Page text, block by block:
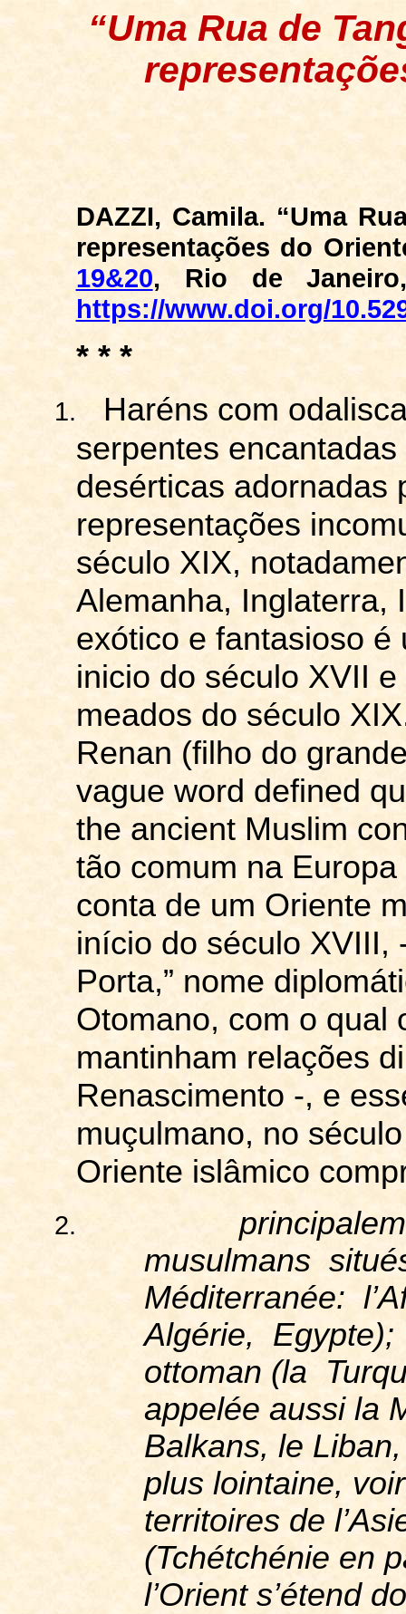
“Uma Rua de
DAZZI, Camila. “Uma
representações do
19&20, Rio de
https://www.doi.org/
* * *
1.
Haréns com
serpentes
desérticas adornadas
representações
século XIX,
Alemanha, Inglaterra,
exótico e fantasioso
inicio do século XVII
meados do século
Renan (filho do
vague word defined
the ancient Muslim
tão comum na
conta de um Oriente
início do século
Porta,” nome
Otomano, com o qual
mantinham relações
Renascimento -, e
muçulmano, no
Oriente islâmico
2.
musulmans
Méditerranée:
Algérie, Egypte
ottoman (la
appelée aussila
Balkans, le
pluslointaine,
territoires de
(Tchétchénie en
l’Orient s’étend